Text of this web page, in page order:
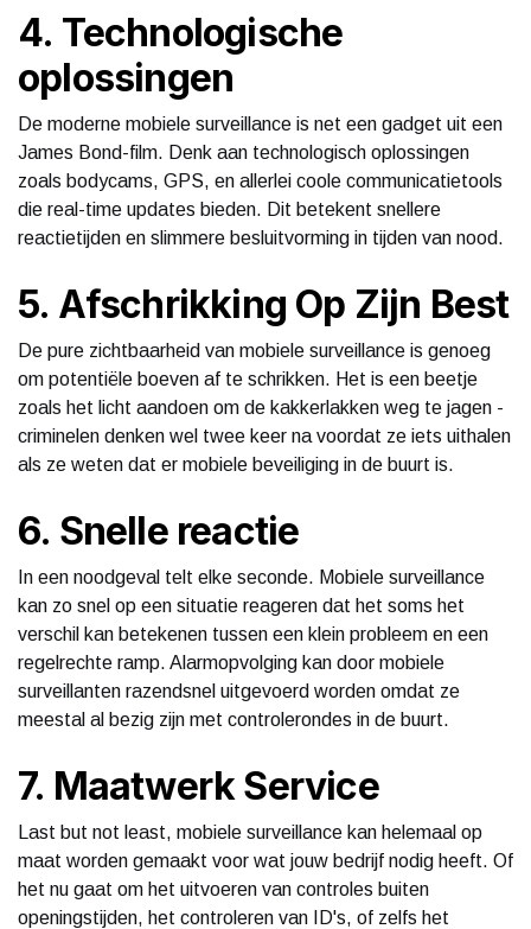
4. Technologische
oplossingen
De moderne mobiele surveillance is net een gadget uit een
James Bond-film. Denk aan technologisch oplossingen
zoals bodycams, GPS, en allerlei coole communicatietools
die real-time updates bieden. Dit betekent snellere
reactietijden en slimmere besluitvorming in tijden van nood.
5. Afschrikking Op Zijn Best
De pure zichtbaarheid van mobiele surveillance is genoeg
om potentiële boeven af te schrikken. Het is een beetje
zoals het licht aandoen om de kakkerlakken weg te jagen -
criminelen denken wel twee keer na voordat ze iets uithalen
als ze weten dat er mobiele beveiliging in de buurt is.
6. Snelle reactie
In een noodgeval telt elke seconde. Mobiele surveillance
kan zo snel op een situatie reageren dat het soms het
verschil kan betekenen tussen een klein probleem en een
regelrechte ramp. Alarmopvolging kan door mobiele
surveillanten razendsnel uitgevoerd worden omdat ze
meestal al bezig zijn met controlerondes in de buurt.
7. Maatwerk Service
Last but not least, mobiele surveillance kan helemaal op
maat worden gemaakt voor wat jouw bedrijf nodig heeft. Of
het nu gaat om het uitvoeren van controles buiten
openingstijden, het controleren van ID's, of zelfs het